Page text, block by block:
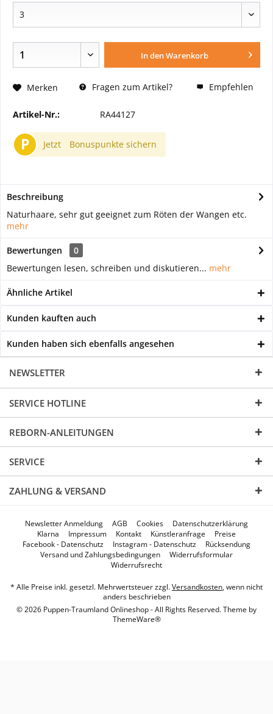
In denWarenkorb
Merken Fragen zum Artikel? Empfehlen
Artikel-Nr.: RA44127
P Jetzt Bonuspunkte sichern
Beschreibung
Naturhaare, sehr gut geeignet zum Röten der Wangen etc.
mehr
Bewertungen
0
Bewertungen lesen, schreiben und diskutieren... mehr
Ähnliche Artikel
Kunden kauften auch
Kunden haben sich ebenfalls angesehen
NEWSLETTER
SERVICE HOTLINE
REBORN-ANLEITUNGEN
SERVICE
ZAHLUNG & VERSAND
Newsletter Anmeldung AGB Cookies
Datenschutzerklärung
Klarna
Impressum Kontakt Künstleranfrage
Preise
Facebook - Datenschutz
Instagram - Datenschutz
Rücksendung
Versand und Zahlungsbedingungen
Widerrufsformular
Widerrufsrecht
* Alle Preise inkl. gesetzl. Mehrwertsteuer zzgl.Versandkosten, wenn nicht
anders beschrieben
© 2026 Puppen-Traumland Onlineshop - All Rights Reserved. Theme by
ThemeWare®